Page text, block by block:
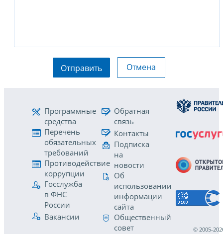
Отправить Отмена
Программные
средства
Перечень
обязательных
требований
Противодействие
коррупции
Госслужба
в ФНС
России
Вакансии
Обратная
связь
Контакты
Подписка
на
новости
Об
использовании
информации
сайта
Общественный
совет
© 2005-